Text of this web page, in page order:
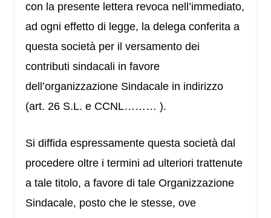
con la presente lettera revoca nell’immediato,
ad ogni effetto di legge, la delega conferita a
questa società per il versamento dei
contributi sindacali in favore
dell’organizzazione Sindacale in indirizzo
(art. 26 S.L. e CCNL……… ).
Si diffida espressamente questa società dal
procedere oltre i termini ad ulteriori trattenute
a tale titolo, a favore di tale Organizzazione
Sindacale, posto che le stesse, ove